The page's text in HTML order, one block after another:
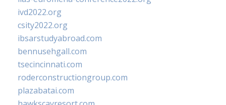
ivd2022.org
csity2022.org
ibsarstudyabroad.com
bennusehgall.com
tsecincinnati.com
roderconstructiongroup.com
plazabatai.com